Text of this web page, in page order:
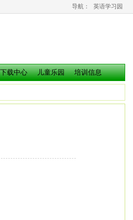
导航： 英语学习园
下载中心 儿童乐园 培训信息